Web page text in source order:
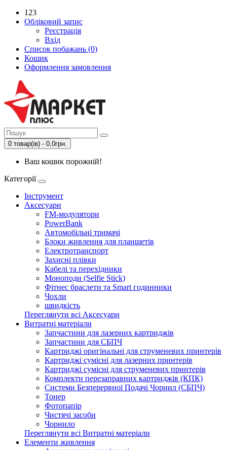
123
Обліковий запис
Реєстрація
Вхід
Список побажань (0)
Кошик
Оформлення замовлення
0 товар(ів) - 0,0грн.
Ваш кошик порожній!
Категорії
Інструмент
Аксесуари
FM-модулятори
PowerBank
Автомобільні тримачі
Блоки живлення для планшетів
Електротранспорт
Захисні плівки
Кабелі та перехідники
Моноподи (Selfie Stick)
Фітнес браслети та Smart годинники
Чохли
швидкість
Переглянути всі Аксесуари
Витратні матеріали
Запчастини для лазерних картриджів
Запчастини для СБПЧ
Картриджі оригінальні для струменевих принтерів
Картриджі сумісні для лазерних принтерів
Картриджі сумісні для струменевих принтерів
Комплекти перезаправних картриджів (КПК)
Системи Безперервної Подачі Чорнил (СБПЧ)
Тонер
Фотопапір
Чистячі засоби
Чорнило
Переглянути всі Витратні матеріали
Елементи живлення